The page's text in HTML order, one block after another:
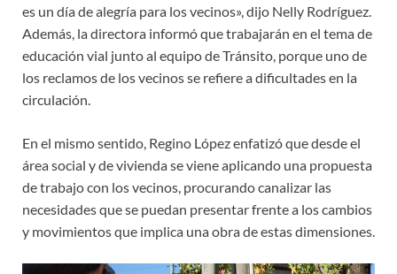
es un día de alegría para los vecinos», dijo Nelly Rodríguez.
Además, la directora informó que trabajarán en el tema de
educación vial junto al equipo de Tránsito, porque uno de
los reclamos de los vecinos se refiere a dificultades en la
circulación.
En el mismo sentido, Regino López enfatizó que desde el
área social y de vivienda se viene aplicando una propuesta
de trabajo con los vecinos, procurando canalizar las
necesidades que se puedan presentar frente a los cambios
y movimientos que implica una obra de estas dimensiones.